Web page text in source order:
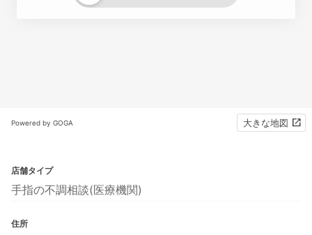
Powered by GOGA 大きな地図
店舗タイプ
手指の不調相談(医療機関)
住所